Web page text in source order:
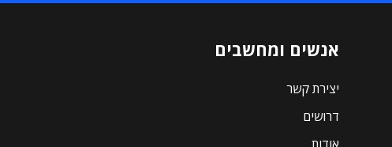
אנשים ומחשבים
יצירת קשר
דרושים